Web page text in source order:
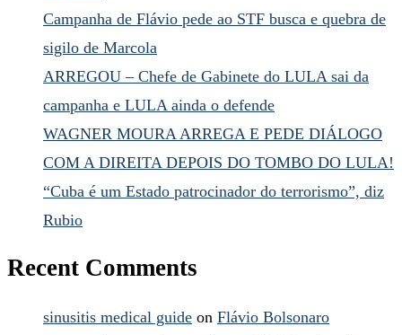
Campanha de Flávio pede ao STF busca e quebra de
sigilo de Marcola
ARREGOU – Chefe de Gabinete do LULA sai da
campanha e LULA ainda o defende
WAGNER MOURA ARREGA E PEDE DIÁLOGO
COM A DIREITA DEPOIS DO TOMBO DO LULA!
“Cuba é um Estado patrocinador do terrorismo”, diz
Rubio
Recent Comments
sinusitis medical guide on Flávio Bolsonaro